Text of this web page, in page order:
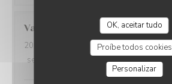
OK, aceitar tudo
Proíbe todos cookies
Personalizar
Valérie
2026-07-30
- 12:30 - guests 2
service
:5/5 menu:5/5